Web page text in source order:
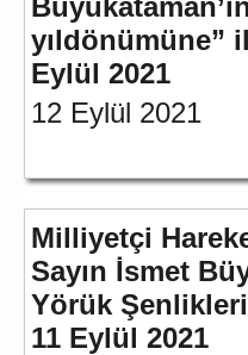
yıldönümüne”
Eylül 2021
12 Eylül 2021
Milliyetçi
Sayın İsmet
Yörük
11 Eylül 2021